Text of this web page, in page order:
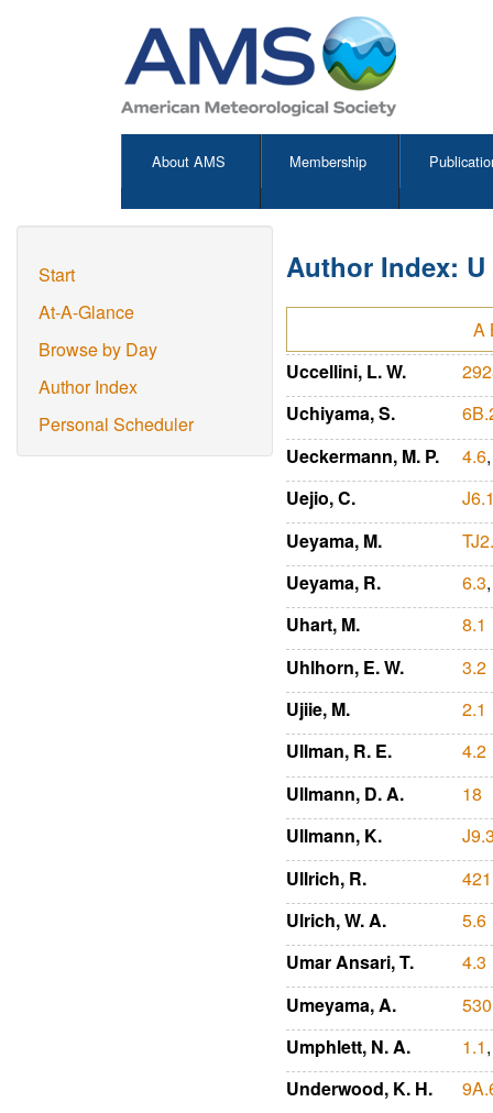
About AMS Membership
Start
At-A-Glance
Browse by Day
Author Index
Personal Scheduler
Author Index: U
A
Uccellini, L. W.
Uchiyama, S.
Ueckermann, M. P.
4.6
Uejio, C.
Ueyama, M.
Ueyama, R.
6.3
Uhart, M.
8.1
Uhlhorn, E. W.
3.2
Ujiie, M.
2.1
Ullman, R. E.
4.2
Ullmann, D. A.
18
Ullmann, K.
Ullrich, R.
421
Ulrich, W. A.
5.6
Umar Ansari, T.
4.3
Umeyama, A.
530
Umphlett, N. A.
1.1
Underwood, K. H.